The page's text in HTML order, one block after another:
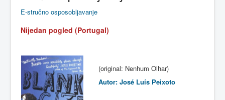
E-stručno osposobljavanje
Nijedan pogled (Portugal)
(original: Nenhum Olhar)
Autor: José Luís Peixoto